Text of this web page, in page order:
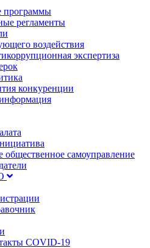
программы
регламенты
воздействия
экспертиза
конкуренции
общественное самоуправление
COVID-19